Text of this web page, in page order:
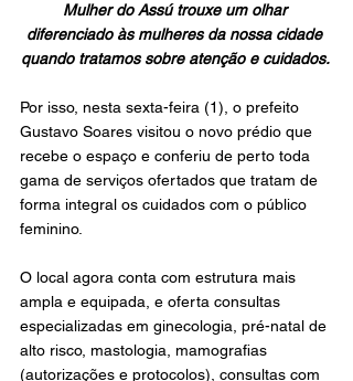
Mulher do Assú trouxe um olhar
diferenciado às mulheres da nossa cidade
quando tratamos sobre atenção e cuidados.
Por isso, nesta sexta-feira (1), o prefeito
Gustavo Soares visitou o novo prédio que
recebe o espaço e conferiu de perto toda
gama de serviços ofertados que tratam de
forma integral os cuidados com o público
feminino.
O local agora conta com estrutura mais
ampla e equipada, e oferta consultas
especializadas em ginecologia, pré-natal de
alto risco, mastologia, mamografias
(autorizações e protocolos), consultas com